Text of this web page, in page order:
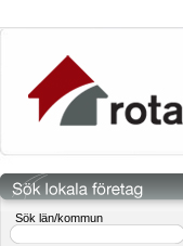
Sök län/kommun